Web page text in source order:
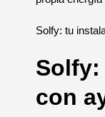
Solfy: tu
con